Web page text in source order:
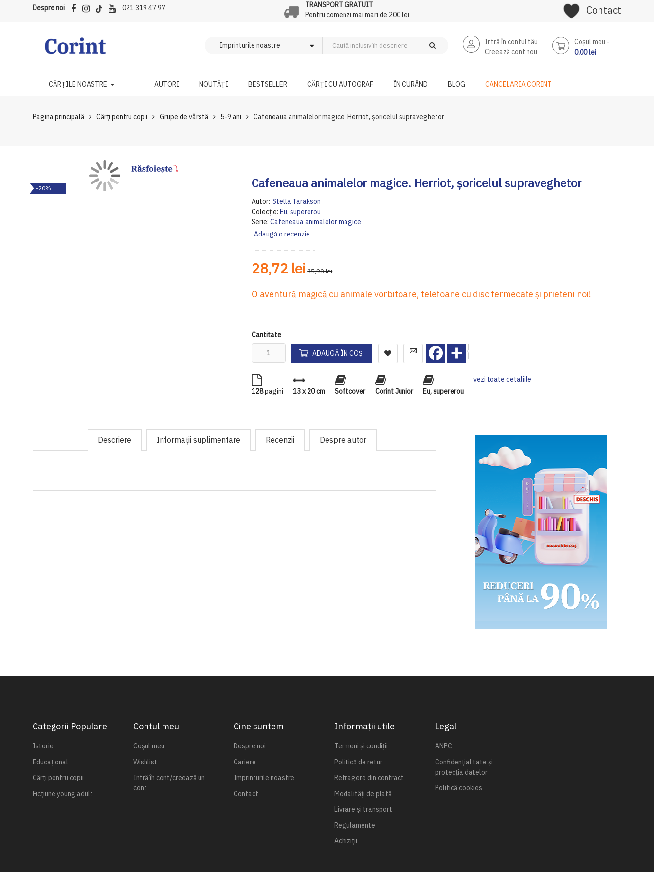
Despre noi 021 319 47 97
TRANSPORT GRATUIT
Pentru comenzi mai mari de 200 lei
Contact
Intră în contul tău
Creează cont nou
Coşul meu
0,00 lei
CĂRȚILE NOASTRE AUTORI NOUTĂȚI BESTSELLER CĂRȚI CU AUTOGRAF ÎN CURÂND BLOG CANCELARIA CORINT
Pagina principală Cărți pentru copii Grupe de vârstă 5-9 ani Cafeneaua animalelor magice. Herriot, șoricelul supraveghetor
Cafeneaua animalelor magice. Herriot, șoricelul supraveghetor
Autor: Stella Tarakson
Colecție:Eu, supererou
Serie: Cafeneaua animalelor magice
Adaugă o recenzie
28,72 lei 35,90 lei
O aventură magică cu animale vorbitoare, telefoane cu disc fermecate și prieteni noi!
Cantitate
ADAUGĂ ÎN COȘ
Facebook
128pagini 13 x 20 cm Softcover Corint Junior Eu, supererou
vezi toate detaliile
to-20%
Descriere Informaţii suplimentare Recenzii Despre autor
Categorii Populare
Istorie
Educațional
Cărți pentru copii
Ficțiune young adult
Contul meu
Coșul meu
Wishlist
Intră în cont/creează un
cont
Cine suntem
Despre noi
Cariere
Imprinturile noastre
Contact
Informații utile
Termeni și condiții
Politică de retur
Retragere din contract
Modalități de plată
Livrare și transport
Regulamente
Achiziții
Legal
ANPC
Confidențialitate și
protecția datelor
Politică cookies